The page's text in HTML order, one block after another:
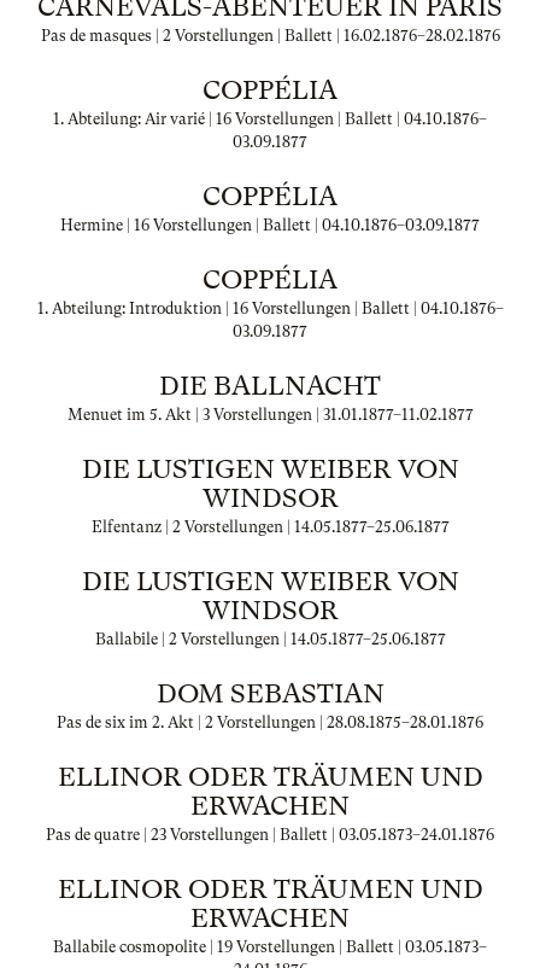
CARNEVALS-ABENTEUER IN PARIS
Pas de masques | 2 Vorstellungen | Ballett | 16.02.1876–28.02.1876
COPPÉLIA
1. Abteilung: Air varié | 16 Vorstellungen | Ballett | 04.10.1876–
03.09.1877
COPPÉLIA
Hermine | 16 Vorstellungen | Ballett | 04.10.1876–03.09.1877
COPPÉLIA
1. Abteilung: Introduktion | 16 Vorstellungen | Ballett | 04.10.1876–
03.09.1877
DIE BALLNACHT
Menuet im 5. Akt | 3 Vorstellungen | 31.01.1877–11.02.1877
DIE LUSTIGEN WEIBER VON
WINDSOR
Elfentanz | 2 Vorstellungen | 14.05.1877–25.06.1877
DIE LUSTIGEN WEIBER VON
WINDSOR
Ballabile | 2 Vorstellungen | 14.05.1877–25.06.1877
DOM SEBASTIAN
Pas de six im 2. Akt | 2 Vorstellungen | 28.08.1875–28.01.1876
ELLINOR ODER TRÄUMEN UND
ERWACHEN
Pas de quatre | 23 Vorstellungen | Ballett | 03.05.1873–24.01.1876
ELLINOR ODER TRÄUMEN UND
ERWACHEN
Ballabile cosmopolite | 19 Vorstellungen | Ballett | 03.05.1873–